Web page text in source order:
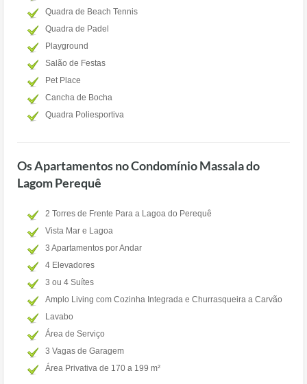
Quadra de Beach Tennis
Quadra de Padel
Playground
Salão de Festas
Pet Place
Cancha de Bocha
Quadra Poliesportiva
Os Apartamentos no Condomínio Massala do
Lagom Perequê
2 Torres de Frente Para a Lagoa do Perequê
Vista Mar e Lagoa
3 Apartamentos por Andar
4 Elevadores
3 ou 4 Suítes
Amplo Living com Cozinha Integrada e Churrasqueira a Carvão
Lavabo
Área de Serviço
3 Vagas de Garagem
Área Privativa de 170 a 199 m²